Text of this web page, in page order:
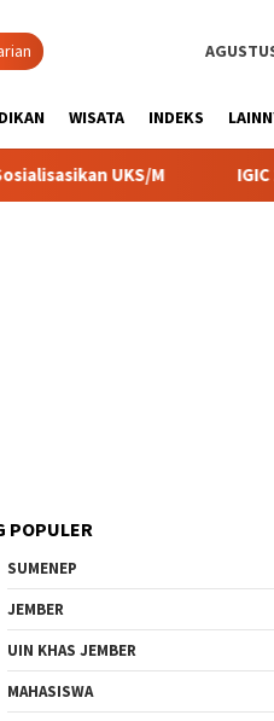
WISATA INDEKS
M IGIC 2026, UIN
POPULER
SUMENEP
JEMBER
UIN KHAS JEMBER
MAHASISWA